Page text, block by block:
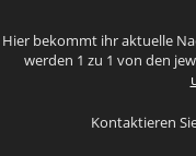
Hier bekommt ihr aktuelle
werden 1 zu 1 von den
Kontaktieren